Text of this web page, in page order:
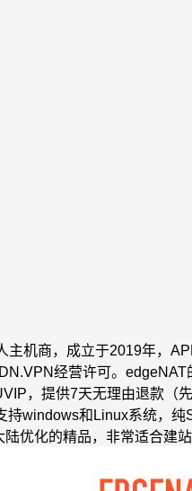
主机商，成立于2019年，
经营许可。edgeNAT
，提供7天无理由退款（
持windows和Linux系统，纯
优化的精品，非常适合建站